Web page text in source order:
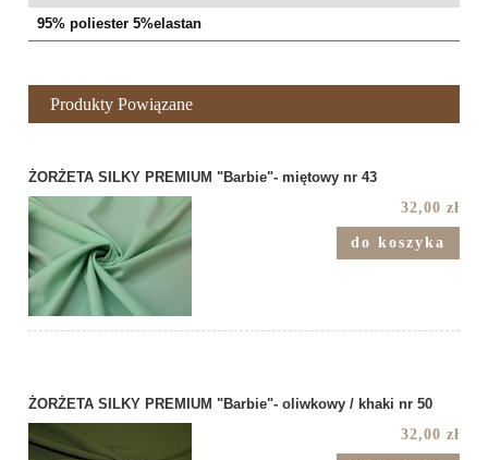
95% poliester 5%elastan
Produkty Powiązane
ŻORŻETA SILKY PREMIUM "Barbie"- miętowy nr 43
32,00 zł
do koszyka
ŻORŻETA SILKY PREMIUM "Barbie"- oliwkowy / khaki nr 50
32,00 zł